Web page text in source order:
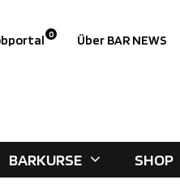
0 Über BAR NEWS
BARKURSE SHOP